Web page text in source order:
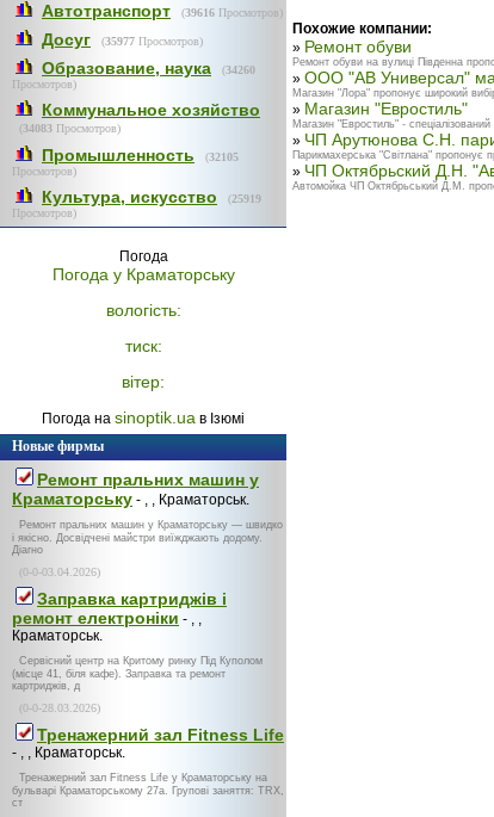
Автотранспорт (39616 Просмотров)
Досуг (35977 Просмотров)
Образование, наука (34260
Просмотров)
Коммунальное хозяйство
(34083 Просмотров)
Промышленность (32105
Просмотров)
Культура, искусство (25919
Просмотров)
Погода
Погода у Краматорську
вологість:
тиск:
вітер:
Погода на sinoptik.ua в Ізюмі
Новые фирмы
Ремонт пральних машин у
Краматорську - , , Краматорськ.
Ремонт пральних машин у Краматорську — швидко
і якісно. Досвідчені майстри виїжджають додому.
Діагно
(0-0-03.04.2026)
Заправка картриджів і
ремонт електроніки - , ,
Краматорськ.
Сервісний центр на Критому ринку Під Куполом
(місце 41, біля кафе). Заправка та ремонт
картриджів, д
(0-0-28.03.2026)
Тренажерний зал Fitness Life
- , , Краматорськ.
Тренажерний зал Fitness Life у Краматорську на
бульварі Краматорському 27а. Групові заняття: TRX,
ст
Похожие компании:
» Ремонт обуви
Ремонт обуви на вулиці Південна
» ООО "АВ Универсал"
Магазин "Лора" пропонує широкий
» Магазин "Евростиль"
Магазин "Евростиль" -
» ЧП Арутюнова С.Н.
Парикмахерська "Світлана" пропонує
» ЧП Октябрьский Д.Н.
Автомойка ЧП Октябрьський Д.М.